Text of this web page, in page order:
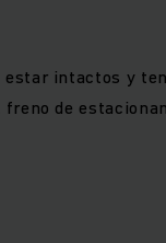
estar intactos y
freno de